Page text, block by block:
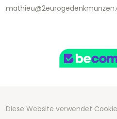
Copyright 2026 We
Diese Website verwendet